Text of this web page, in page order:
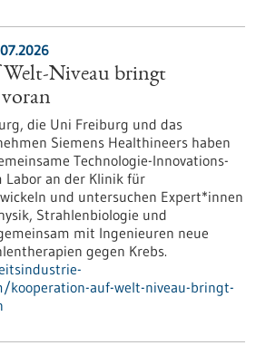
Niveau bringt
die Uni Freiburg und das
Siemens Healthineers haben
Technologie-Innovations-
Labor an der Klinik für
und untersuchen Expert*innen
Strahlenbiologie und
mit Ingenieuren neue
gegen Krebs.
auf-welt-niveau-bringt-